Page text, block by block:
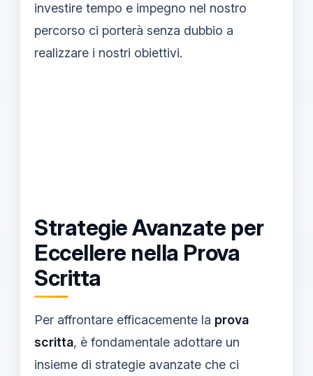
investire tempo e impegno nel nostro
percorso ci porterà senza dubbio a
realizzare i nostri obiettivi.
Strategie Avanzate per
Eccellere nella Prova
Scritta
Per affrontare efficacemente la prova
scritta, è fondamentale adottare un
insieme di strategie avanzate che ci